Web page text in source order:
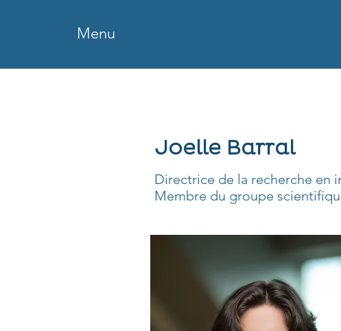
Menu
Joelle Barral
Directrice de la recherche en
Membre du groupe